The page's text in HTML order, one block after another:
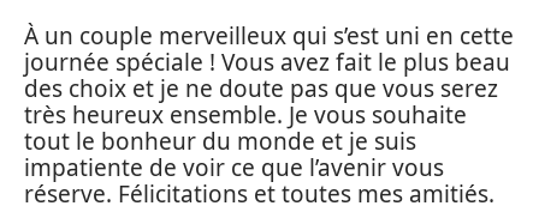
À un couple merveilleux qui s’est uni en cette
journée spéciale ! Vous avez fait le plus beau
des choix et je ne doute pas que vous serez
très heureux ensemble. Je vous souhaite
tout le bonheur du monde et je suis
impatiente de voir ce que l’avenir vous
réserve. Félicitations et toutes mes amitiés.